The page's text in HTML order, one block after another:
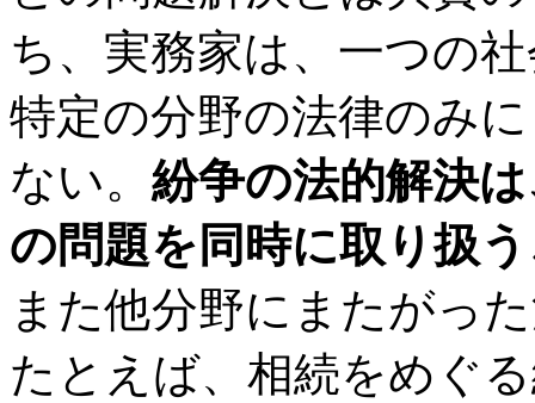
ち、実務家は、一つの
特定の分野の法律のみ
ない。 紛争の法的解決
の問題を同時に取り扱
また他分野にまたがっ
たとえば、相続をめぐ